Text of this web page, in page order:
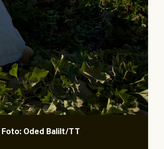
Foto: Oded Balilt/TT